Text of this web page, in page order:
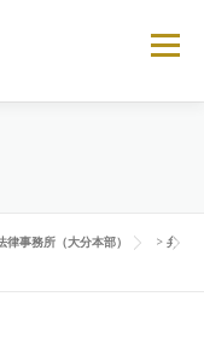
メニュー
の流れ
よくある相談
事務所（大分本部） > 弁